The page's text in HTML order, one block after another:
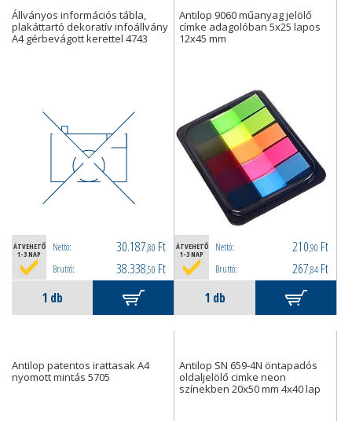
Állványos információs tábla,
plakáttartó dekoratív infoállvány
A4 gérbevágott kerettel 4743
ÁTVEHETŐ
1-3 NAP
Nettó: 30.187,80 Ft
Bruttó: 38.338,50 Ft
Antilop 9060 műanyag jelölő
címke adagolóban 5x25 lapos
12x45 mm
ÁTVEHETŐ
1-3 NAP
Nettó: 210,90 Ft
Bruttó: 267,84 Ft
Antilop patentos irattasak A4
nyomott mintás 5705
Antilop SN 659-4N öntapadós
oldaljelölő cimke neon
színekben 20x50 mm 4x40 lap